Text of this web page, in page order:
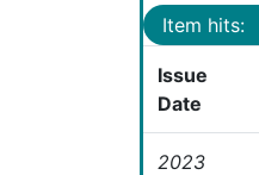
Item hits:
Issue
Date
2023